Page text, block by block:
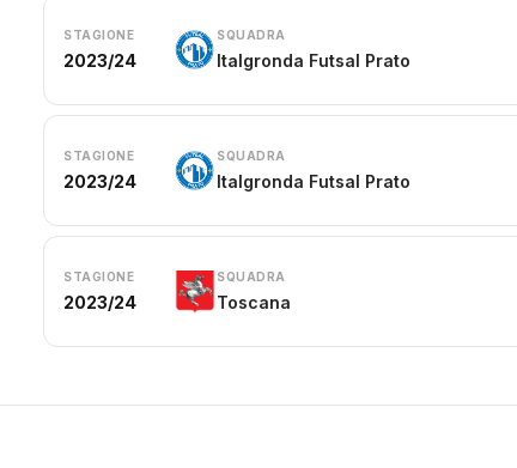
STAGIONE
2023/24
SQUADRA
Italgronda Futsal Prato
STAGIONE
2023/24
SQUADRA
Italgronda Futsal Prato
STAGIONE
2023/24
SQUADRA
Toscana